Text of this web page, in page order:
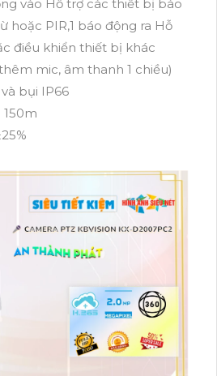
vào Hỗ trợ các thiết bị báo
hoặc PIR,1 báo động ra Hỗ
điều khiển thiết bị khác
mic, âm thanh 1 chiều)
bụi IP66
150m